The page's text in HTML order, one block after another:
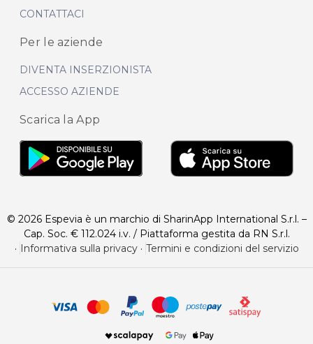
CONTATTACI
Per le aziende
DIVENTA INSERZIONISTA
ACCESSO AZIENDE
Scarica la App
© 2026 Espevia è un marchio di SharinApp International S.r.l. –
Cap. Soc. € 112.024 i.v. / Piattaforma gestita da RN S.r.l.
· Informativa sulla privacy· Termini e condizioni del servizio